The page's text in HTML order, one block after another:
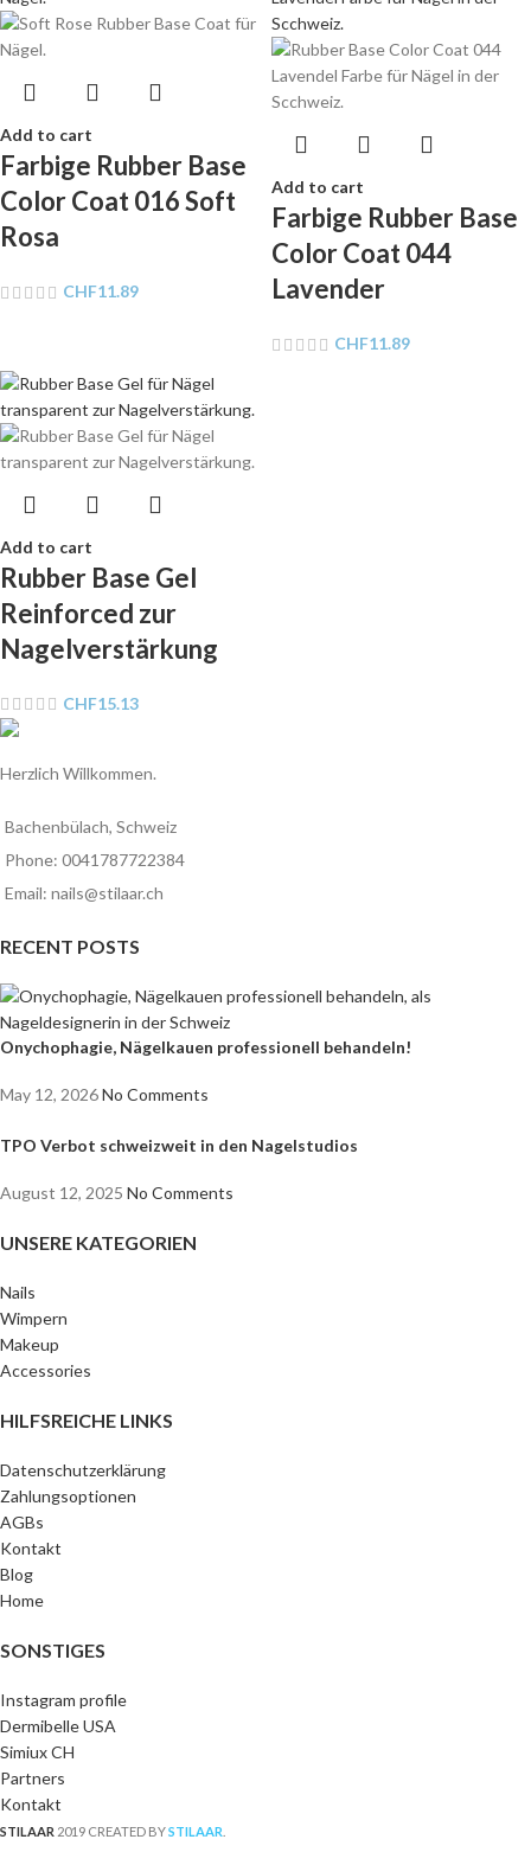
Add to cart
Farbige Rubber Base
Color Coat 016 Soft
Rosa
CHF11.89
Add to cart
Farbige Rubber Base
Color Coat 044
Lavender
CHF11.89
Add to cart
Rubber Base Gel
Reinforced zur
Nagelverstärkung
CHF15.13
Herzlich Willkommen.
Bachenbülach, Schweiz
Phone: 0041787722384
Email: nails@stilaar.ch
RECENT POSTS
Onychophagie, Nägelkauen professionell behandeln!
May 12, 2026No Comments
TPO Verbot schweizweit in den Nagelstudios
August 12, 2025 No Comments
UNSERE KATEGORIEN
Nails
Wimpern
Makeup
Accessories
HILFSREICHE LINKS
Datenschutzerklärung
Zahlungsoptionen
AGBs
Kontakt
Blog
Home
SONSTIGES
Instagram profile
Dermibelle USA
Simiux CH
Partners
Kontakt
STILAAR 2019 CREATED BYSTILAAR